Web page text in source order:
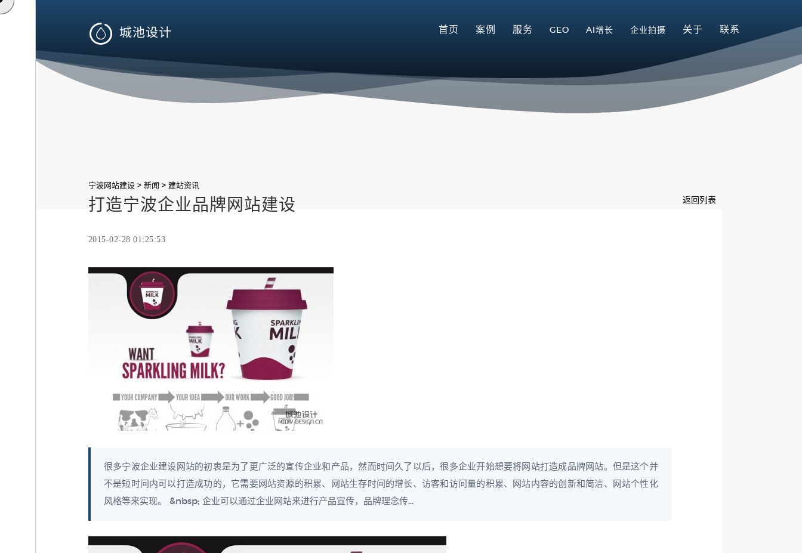
 首页 案例 服务 GEO AI增长 企业拍摄 关于 联系
宁波网站建设> 新闻 > 建站资讯
返回列表
打造宁波企业品牌网站建设
2015-02-28 01:25:53
很多宁波企业建设网站的初衷是为了更广泛的宣传企业和产品，然而时间久了以后，很多企业开始想要将网站打造成品牌网站。但是这个并
不是短时间内可以打造成功的，它需要网站资源的积累、网站生存时间的增长、访客和访问量的积累、网站内容的创新和简洁、网站个性化
风格等来实现。 &nbsp; 企业可以通过企业网站来进行产品宣传，品牌理念传...